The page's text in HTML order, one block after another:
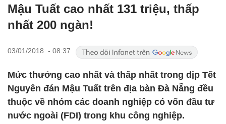
Mậu Tuất cao nhất 131 triệu, thấp
nhất 200 ngàn!
03/01/2018 - 08:37
Mức thưởng cao nhất và thấp nhất trong dịp Tết
Nguyên đán Mậu Tuất trên địa bàn Đà Nẵng đều
thuộc về nhóm các doanh nghiệp có vốn đầu tư
nước ngoài (FDI) trong khu công nghiệp.